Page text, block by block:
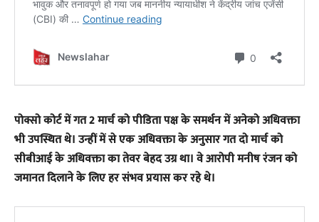
पोक्सो कोर्ट में गत 2 मार्च को पीडिता पक्ष के समर्थन में अनेको अधिवक्ता
भी उपस्थित थे। उन्हीं में से एक अधिवक्ता के अनुसार गत दो मार्च को
सीबीआई के अधिवक्ता का तेवर बेहद उग्र था। वे आरोपी मनीष रंजन को
जमानत दिलाने के लिए हर संभव प्रयास कर रहे थे।